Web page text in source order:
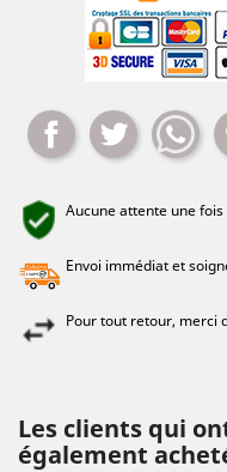
Partager Tweet
Aucune attente une
Envoi immédiat et
Pour tout retour, merci
Les clients qui
également